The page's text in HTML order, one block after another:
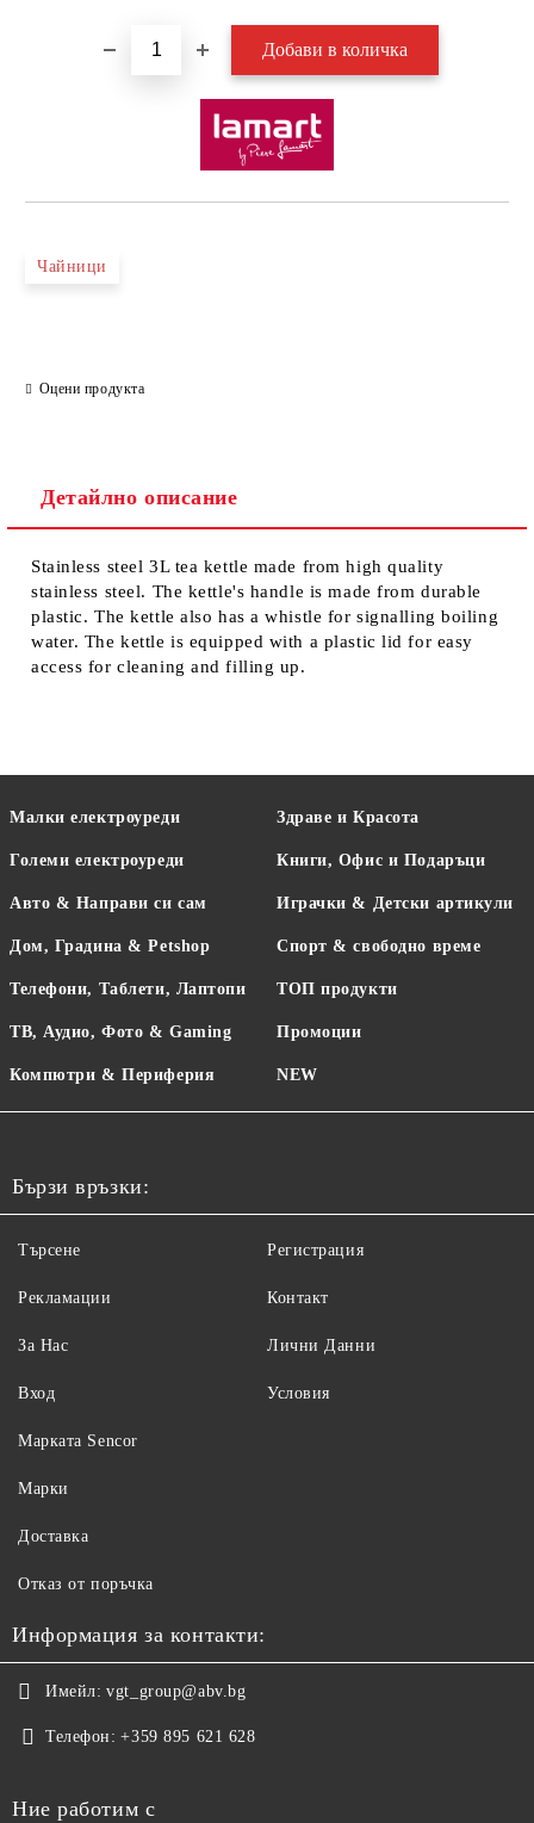
Чайници
Оцени продукта
Детайлно описание
Stainless steel 3L tea kettle made from high quality
stainless steel. The kettle's handle is made from durable
plastic. The kettle also has a whistle for signalling boiling
water. The kettle is equipped with a plastic lid for easy
access for cleaning and filling up.
Малки електроуреди
Големи електроуреди
Авто & Направи си сам
Дом, Градина & Petshop
Телефони, Таблети, Лаптопи
ТВ, Аудио, Фото & Gaming
Компютри & Периферия
Здраве и Красота
Книги, Офис и Подаръци
Играчки & Детски артикули
Спорт & свободно време
ТОП продукти
Промоции
NEW
Бързи връзки:
Търсене
Рекламации
За Нас
Вход
Регистрация
Контакт
Лични Данни
Условия
Maрката Sencor
Марки
Доставка
Отказ от поръчка
Информация за контакти:
Имейл: vgt_group@abv.bg
Телефон: +359 895 621 628
Ние работим с